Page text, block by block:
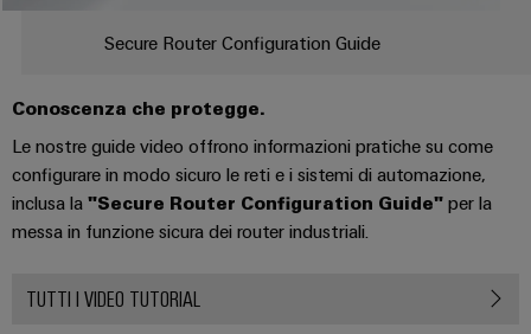
Secure Router Configuration Guide
Conoscenza che protegge.
Le nostre guide video offrono informazioni pratiche su come
configurare in modo sicuro le reti e i sistemi di automazione,
inclusa la "Secure Router Configuration Guide" per la
messa in funzione sicura dei router industriali.
TUTTI I VIDEO TUTORIAL